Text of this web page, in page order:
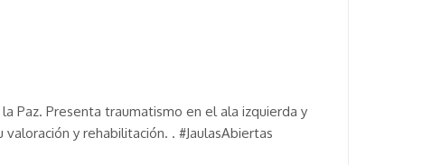
Paz. Presenta traumatismo en el ala izquierda y
y rehabilitación. . #JaulasAbiertas